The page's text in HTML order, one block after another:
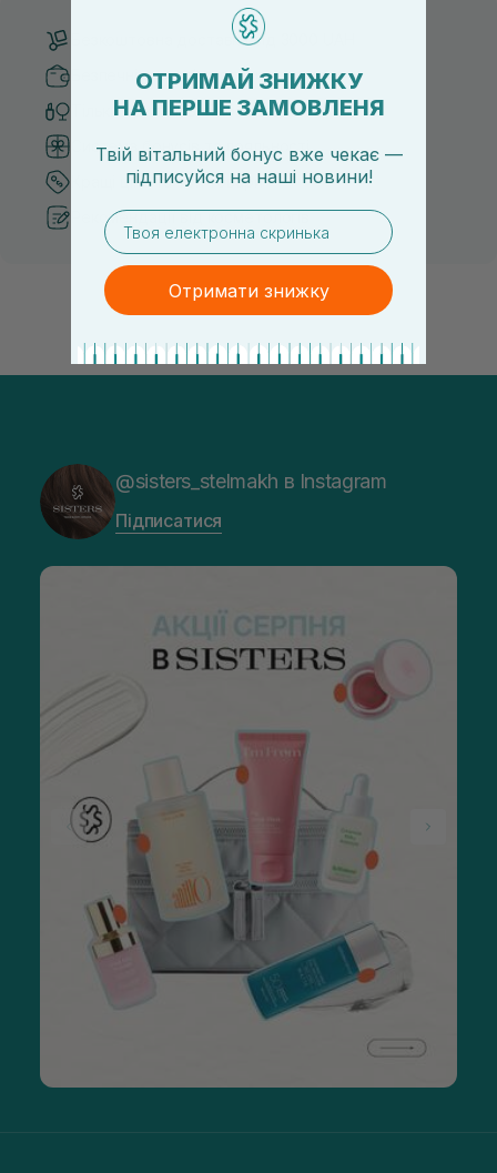
Безкоштовна доставка від 3000 UAH
Безпечні способи оплати
Тільки оригінальна косметика
Система бонусів та лояльності
Кращі ціни та топ товари
Рекомендації від косметологів
@sisters_stelmakh в Instagram
Підписатися
ОТРИМАЙ ЗНИЖКУ
НА ПЕРШЕ ЗАМОВЛЕНЯ
Твій вітальний бонус вже чекає —
підписуйся на наші новини!
email
Отримати знижку